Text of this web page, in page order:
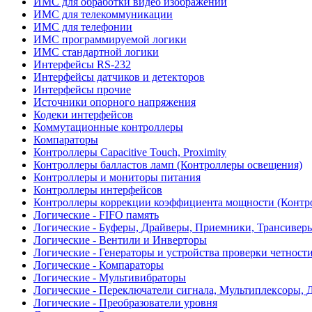
ИМС для телекоммуникации
ИМС для телефонии
ИМС программируемой логики
ИМС стандартной логики
Интерфейсы RS-232
Интерфейсы датчиков и детекторов
Интерфейсы прочие
Источники опорного напряжения
Кодеки интерфейсов
Коммутационные контроллеры
Компараторы
Контроллеры Capacitive Touch, Proximity
Контроллеры балластов ламп (Контроллеры освещения)
Контроллеры и мониторы питания
Контроллеры интерфейсов
Контроллеры коррекции коэффициента мощности
Логические - FIFO память
Логические - Буферы, Драйверы, Приемники,
Логические - Вентили и Инверторы
Логические - Генераторы и устройства проверки четности
Логические - Компараторы
Логические - Мультивибраторы
Логические - Переключатели сигнала, Мультиплексоры,
Логические - Преобразователи уровня